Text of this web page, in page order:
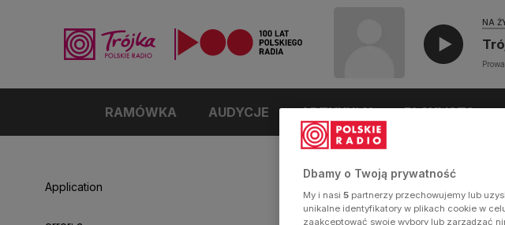
NA
RAMÓWKA AUDYCJE ARTYKUŁY PLAYLISTA
Application
Dbamy o Twoją prywatność
My i nasi 5 partnerzy przechowujemy lub
unikalne identyfikatory w plikach cookie w
zaakceptować swoje wybory lub zarządzać